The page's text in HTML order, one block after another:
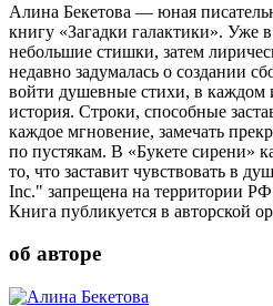
Алина Бекетова — юная
книгу «Загадки галактики». Уже
небольшие стишки, затем
недавно задумалась о создании
войти душевные стихи, в каждом
история. Строки, способные
каждое мгновение, замечать
по пустякам. В «Букете сирени»
то, что заставит чувствовать в
Inc." запрещена на территории
Книга публикуется в авторской
об авторе